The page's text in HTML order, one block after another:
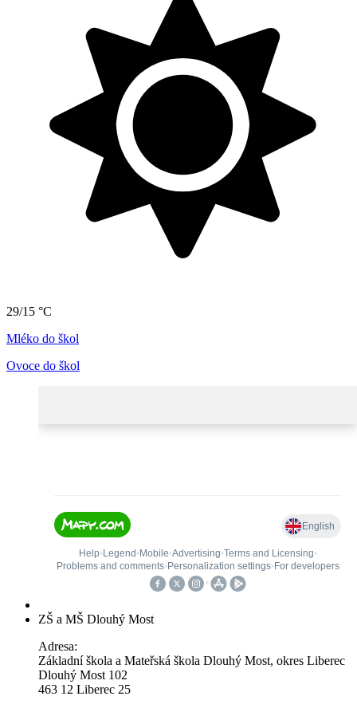
29/15 °C
Mléko do škol
Ovoce do škol
ZŠ a MŠ Dlouhý Most
Adresa:
Základní škola a Mateřská škola Dlouhý Most, okres Liberec
Dlouhý Most 102
463 12 Liberec 25